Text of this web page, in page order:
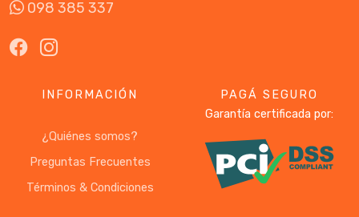
098 385 337
INFORMACIÓN
¿Quiénes somos?
Preguntas Frecuentes
Términos & Condiciones
PAGÁ SEGURO
Garantía certificada por: